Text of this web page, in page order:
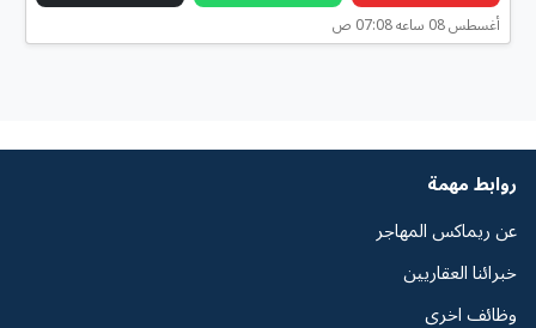
أغسطس 08 ساعه 07:08 ص
روابط مهمة
عن ريماكس المهاجر
خبرائنا العقاريين
وظائف اخرى